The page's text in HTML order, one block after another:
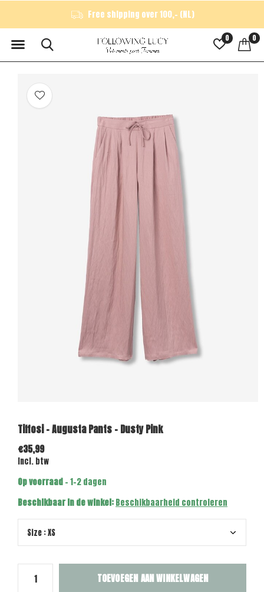
0 0
Free shipping over 100,- (NL)
Tiffosi - Augusta Pants - Dusty Pink
€35,99
Incl. btw
Op voorraad- 1-2 dagen
Beschikbaar in de winkel:Beschikbaarheid controleren
TOEVOEGEN AAN WINKELWAGEN